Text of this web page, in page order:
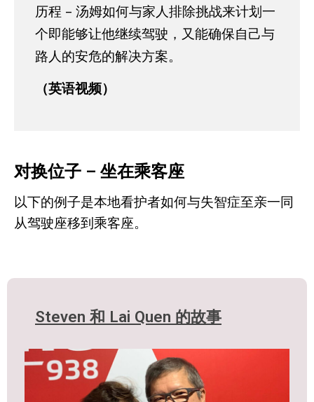
历程 – 汤姆如何与家人排除挑战来计划一
个即能够让他继续驾驶，又能确保自己与
路人的安危的解决方案。
（英语视频）
对换位子 – 坐在乘客座
以下的例子是本地看护者如何与失智症至亲一同
从驾驶座移到乘客座。
Steven 和 Lai Quen 的故事